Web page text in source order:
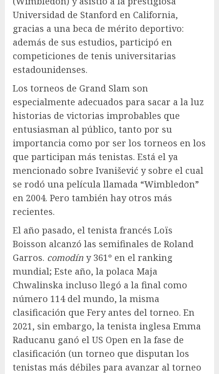
Universidad de Stanford en California,
gracias a una beca de mérito deportivo:
además de sus estudios, participó en
competiciones de tenis universitarias
estadounidenses.
Los torneos de Grand Slam son
especialmente adecuados para sacar a la luz
historias de victorias improbables que
entusiasman al público, tanto por su
importancia como por ser los torneos en los
que participan más tenistas. Está el ya
mencionado sobre Ivanišević y sobre el cual
se rodó una película llamada “Wimbledon”
en 2004. Pero también hay otros más
recientes.
El año pasado, el tenista francés Loïs
Boisson alcanzó las semifinales de Roland
Garros. comodín y 361º en el ranking
mundial; Este año, la polaca Maja
Chwalinska incluso llegó a la final como
número 114 del mundo, la misma
clasificación que Fery antes del torneo. En
2021, sin embargo, la tenista inglesa Emma
Raducanu ganó el US Open en la fase de
clasificación (un torneo que disputan los
tenistas más débiles para avanzar al torneo